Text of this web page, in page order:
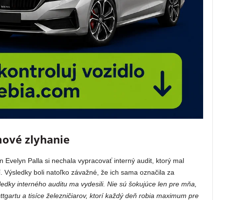
zlyhanie
Evelyn Palla si nechala vypracovať interný audit, ktorý mal
boli natoľko závažné, že ich sama označila za
interného auditu ma vydesili. Nie sú šokujúce len pre mňa,
a tisíce železničiarov, ktorí každý deň robia maximum pre